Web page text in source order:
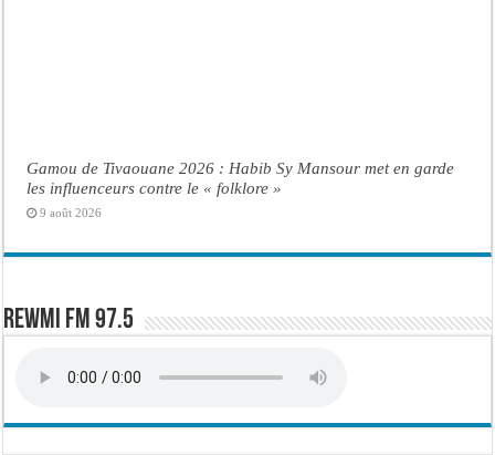
Gamou de Tivaouane 2026 : Habib Sy Mansour met en garde
les influenceurs contre le « folklore »
9 août 2026
Rewmi FM 97.5